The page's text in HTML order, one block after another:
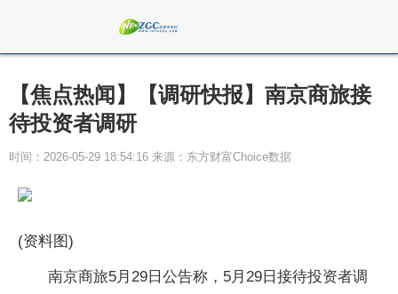
【焦点热闻】【调研快报】南京商旅接
待投资者调研
时间：2026-05-29 18:54:16 来源：东方财富Choice数据
(资料图)
南京商旅5月29日公告称，5月29日接待投资者调